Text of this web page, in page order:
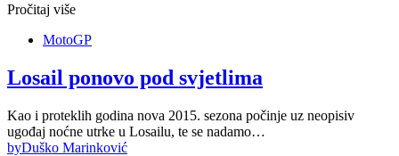
Pročitaj više
MotoGP
Losail ponovo pod svjetlima
Kao i proteklih godina nova 2015. sezona počinje uz neopisiv
ugođaj noćne utrke u Losailu, te se nadamo…
byDuško Marinković